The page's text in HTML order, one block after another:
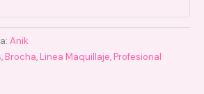
Anik
, Brocha, Linea Maquillaje, Profesional